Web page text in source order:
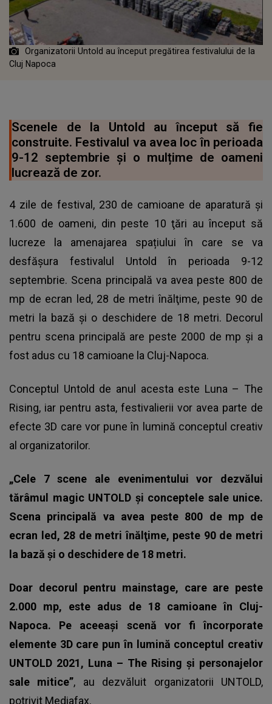
Organizatorii Untold au început pregătirea festivalului de la
Cluj Napoca
Scenele de la Untold au început să fie
construite. Festivalul va avea loc în perioada
9-12 septembrie și o mulțime de oameni
lucrează de zor.
4 zile de festival, 230 de camioane de aparatură și
1.600 de oameni, din peste 10 ţări au început să
lucreze la amenajarea spațiului în care se va
desfășura festivalul Untold în perioada 9-12
septembrie. Scena principală va avea peste 800 de
mp de ecran led, 28 de metri înălţime, peste 90 de
metri la bază şi o deschidere de 18 metri. Decorul
pentru scena principală are peste 2000 de mp și a
fost adus cu 18 camioane la Cluj-Napoca.
Conceptul Untold de anul acesta este Luna – The
Rising, iar pentru asta, festivalierii vor avea parte de
efecte 3D care vor pune în lumină conceptul creativ
al organizatorilor.
„Cele 7 scene ale evenimentului vor dezvălui
tărâmul magic UNTOLD şi conceptele sale unice.
Scena principală va avea peste 800 de mp de
ecran led, 28 de metri înălţime, peste 90 de metri
la bază şi o deschidere de 18 metri.
Doar decorul pentru mainstage, care are peste
2.000 mp, este adus de 18 camioane în Cluj-
Napoca. Pe aceeaşi scenă vor fi încorporate
elemente 3D care pun în lumină conceptul creativ
UNTOLD 2021, Luna – The Rising şi personajelor
sale mitice”, au dezvăluit organizatorii UNTOLD,
potrivit Mediafax.